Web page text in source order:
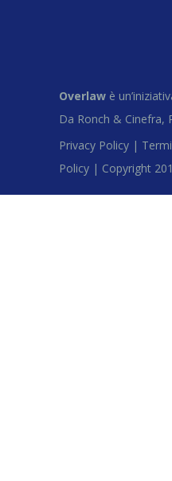
Overlaw è
Da Ronch & Cinefra,
Privacy Policy |
Policy | Copyright